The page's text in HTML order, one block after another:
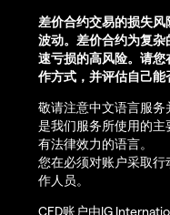
差价合约交易的损失
波动。差价合约为复
速亏损的高风险。请
作方式，并评估自己能
敬请注意中文语言服
是我们服务所使用的
有法律效力的语言。
您在必须对账户采取
作人员。
CFD账户由IG